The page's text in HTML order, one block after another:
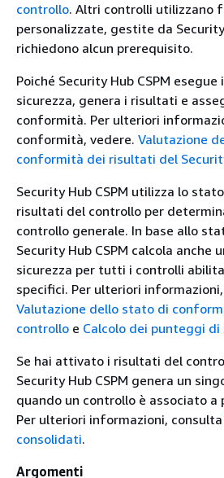
controllo. Altri controlli utilizzano
personalizzate, gestite da Security
richiedono alcun prerequisito.
Poiché Security Hub CSPM
sicurezza, genera i risultati e
conformità. Per ulteriori
conformità, vedere. Valutazione
conformità dei risultati del
Security Hub CSPM utilizza lo
risultati del controllo per
controllo generale. In base allo
Security Hub CSPM calcola anche
sicurezza per tutti i controlli
specifici. Per ulteriori
Valutazione dello stato di
controllo e Calcolo dei punteggi di
Se hai attivato i risultati del
Security Hub CSPM genera un
quando un controllo è associato a
Per ulteriori informazioni, consulta
consolidati.
Argomenti